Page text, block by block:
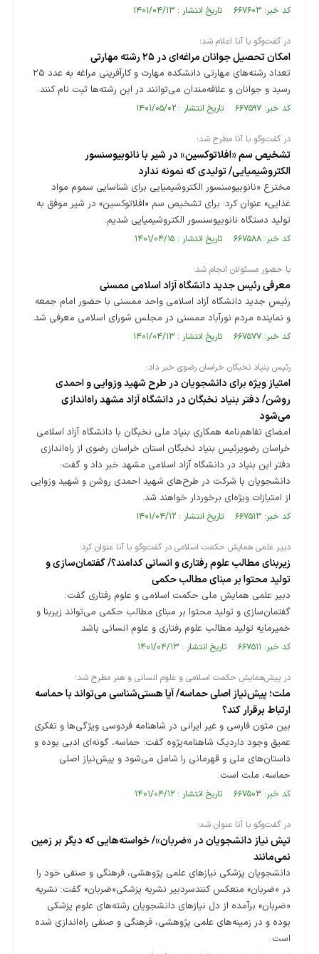
کد خبر: ۶۶۷۶۰۳ تاریخ انتشار : ۱۴۰۱/۰۴/۱۳
در گفت‌وگو با آنا اعلام شد؛
امکان تحصیل جوانان مراغه‌ای در ۲۵ رشته مهارتی
تعداد رشته‌های مهارتی دانشکده مهارت و کارآفرینی مراغه به عدد ۲۵
رسید و جوانان و علاقه‌مندان می‌توانند در این رشته‌ها ثبت نام کنند.
کد خبر: ۶۶۷۵۹۷ تاریخ انتشار : ۱۴۰۱/۰۵/۰۲
در گفت‌وگو با آنا مطرح شد؛
تشخیص سم «افلاتوکسین» در شیر با نانوبیوسنسور
الکتروشیمیایی/ تولیدی که نمونه ندارد
مخترع «نانوبیوسنسور الکتروشیمیایی برای شناسایی سموم مواد
غذایی» عنوان کرد: برای تشخیص سم «افلاتوکسین» در شیر موفق به
تولید دستگاه نانوبیوسنسور الکتروشیمیایی شدیم.
کد خبر: ۶۶۷۵۸۸ تاریخ انتشار : ۱۴۰۱/۰۴/۱۵
با حضور مسئولان انجام شد؛
معرفی رئیس جدید دانشگاه آزاد اسلامی ممسنی
رئیس جدید دانشگاه آزاد اسلامی واحد ممسنی با حضور امام جمعه
و نماینده مردم نورآباد ممسنی در مجلس شورای اسلامی معرفی شد.
کد خبر: ۶۶۷۵۷۷ تاریخ انتشار : ۱۴۰۱/۰۴/۱۳
رئیس بنیاد نخبگان خراسان رضوی خبر داد؛
امتیاز ویژه‌ برای دانشجویان در طرح شهید وزوایی و احمدی
روشن/ دفتر بنیاد نخبگان در دانشگاه آزاد مشهد راه‌اندازی
می‌شود
امضای تفاهم‌نامه همکاری بنیاد ملی نخبگان با دانشگاه آزاد اسلامی
خراسان رضویرئیس بنیاد نخبگان استان خراسان رضوی از راه‌اندازی
دفتر این بنیاد در دانشگاه آزاد اسلامی مشهد خبر داد و گفت:
دانشجویان با شرکت در طرح‌های شهید احمدی روشن و شهید وزوایی
از امتیازات ویژه‌ای برخوردار خواهند شد.
کد خبر: ۶۶۷۵۱۳ تاریخ انتشار : ۱۴۰۱/۰۴/۱۲
دبیر علمی همایش حکمت اسلامی در گفت‌وگو با آنا عنوان کرد؛
زیربنای مطالب علوم رفتاری و انسانی کدامند؟/ گفتمان‌سازی و
تولید محتوا بر مبنای مطالب حکمی
دبیر علمی همایش ملی حکمت اسلامی و علوم رفتاری گفت:
گفتمان‌سازی و تولید محتوا بر مبنای مطالب حکمی می‌تواند زیربنا و
خمیرمایه تولید مطالب علوم رفتاری و علوم انسانی باشد.
کد خبر: ۶۶۷۵۱۱ تاریخ انتشار : ۱۴۰۱/۰۴/۱۳
در پیش‌همایش حکمت اسلامی و علوم انسانی و هنر مطرح شد؛
ملت؛ پیش‌نیاز اصلی حماسه/ آیا هستی‌شناسی می‌تواند با حماسه
ارتباط برقرار کند؟
بین متون فارسی و غیر ایرانی در شاهنامه فردوسی ویژگی‌ها و تفکری
عمیق وجود داردیک شاهنامه‌پژوه گفت: حماسه، گونه‌ای ادبی بوده و
داستان‌های ملی و قهرمانی را شامل می‌شود و پیش‌نیاز اصلی
حماسه، ملت است.
کد خبر: ۶۶۷۵۰۳ تاریخ انتشار : ۱۴۰۱/۰۴/۱۲
در گفت‌وگو با آنا عنوان شد؛
تپش نیاز دانشجویان در «ضربان»/ خواسته‌هایی که دیگر بر زمین
نمی‌مانند
دانشجویان پزشکی نیازهای علمی پژوهشی، فرهنگی و صنفی خود را
در «ضربان» منعکس کنندسردبیر نشریه پزشکی«ضربان» گفت: نشریه
«ضربان» برآمده از دل نیازهای دانشجویان رشته‌های علوم پزشکی
بوده و در زمینه‌های علمی پژوهشی، فرهنگی و صنفی راه‌اندازی شده
است.